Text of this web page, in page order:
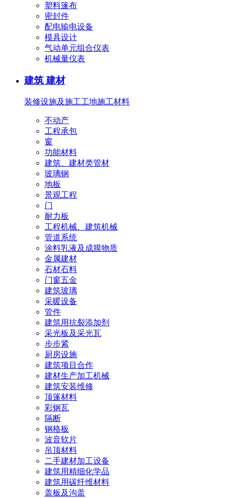
塑料篷布
密封件
配电输电设备
模具设计
气动单元组合仪表
机械量仪表
建筑 建材
装修设施及施工工地施工材料
不动产
工程承包
窗
功能材料
建筑、建材类管材
玻璃钢
地板
景观工程
门
耐力板
工程机械、建筑机械
管道系统
涂料乳液及成膜物质
金属建材
石材石料
门窗五金
建筑玻璃
采暖设备
管件
建筑用抗裂添加剂
采光板及采光瓦
步步紧
厨房设施
建筑项目合作
建材生产加工机械
建筑安装维修
顶篷材料
彩钢瓦
隔断
钢格板
波音软片
吊顶材料
二手建材加工设备
建筑用精细化学品
建筑用碳纤维材料
盖板及沟盖